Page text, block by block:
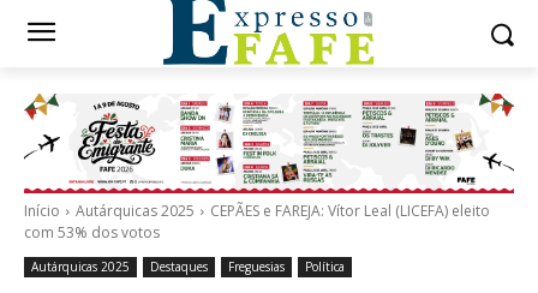
Início Autárquicas 2025
CEPÃES e FAREJA: Vítor Leal (LICEFA) eleito
com 53% dos votos
Autárquicas 2025 Destaques Freguesias Política